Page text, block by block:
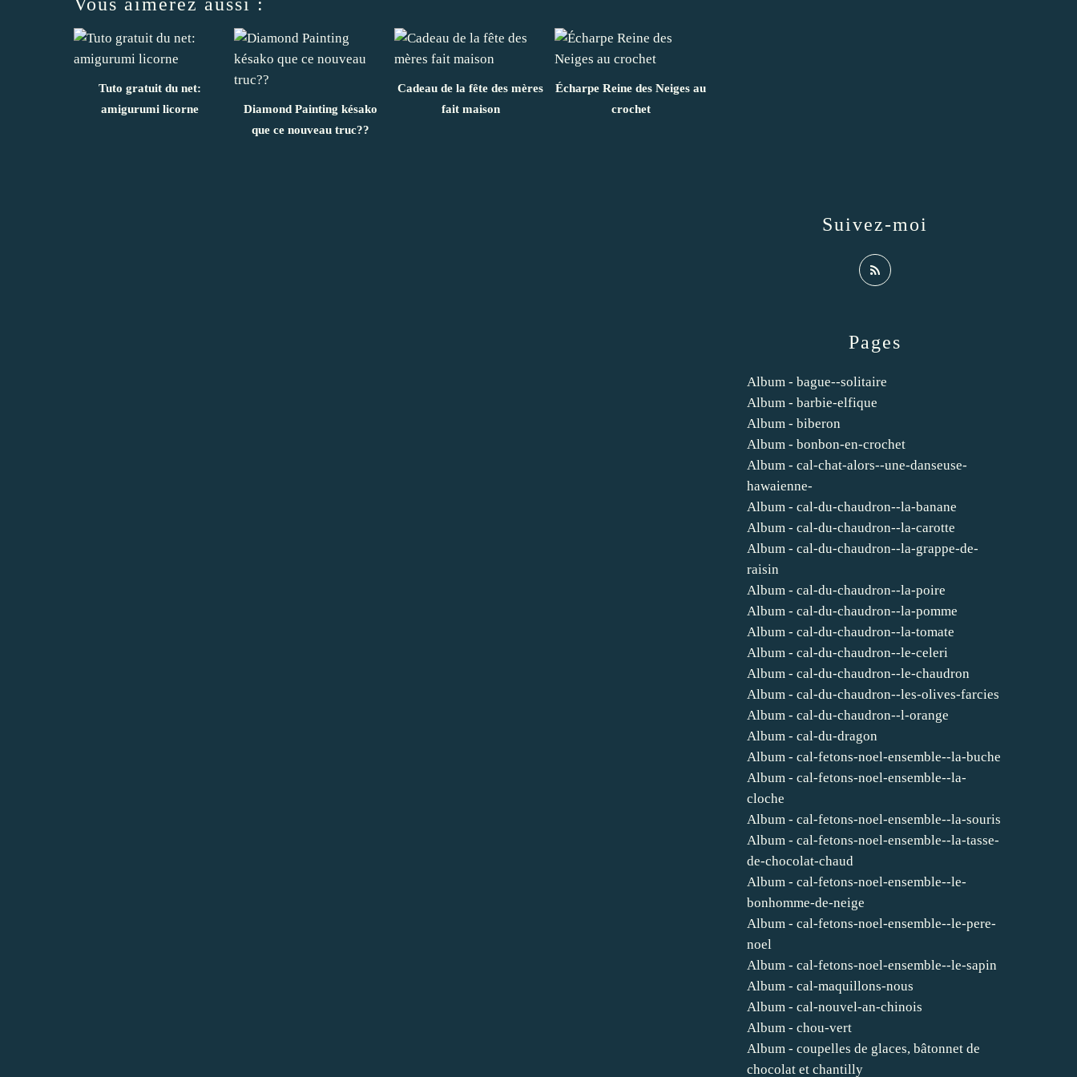
Vous aimerez aussi :
Tuto gratuit du net:
amigurumi licorne
Diamond Painting késako
que ce nouveau truc??
Cadeau de la fête des mères
fait maison
Écharpe Reine des Neiges au
crochet
Pages
Album - bague--solitaire
Album - barbie-elfique
Album - biberon
Album - bonbon-en-crochet
Album - cal-chat-alors--une-danseuse-
hawaienne-
Album - cal-du-chaudron--la-banane
Album - cal-du-chaudron--la-carotte
Album - cal-du-chaudron--la-grappe-de-
raisin
Album - cal-du-chaudron--la-poire
Album - cal-du-chaudron--la-pomme
Album - cal-du-chaudron--la-tomate
Album - cal-du-chaudron--le-celeri
Album - cal-du-chaudron--le-chaudron
Album - cal-du-chaudron--les-olives-farcies
Album - cal-du-chaudron--l-orange
Album - cal-du-dragon
Album - cal-fetons-noel-ensemble--la-buche
Album - cal-fetons-noel-ensemble--la-
cloche
Album - cal-fetons-noel-ensemble--la-souris
Album - cal-fetons-noel-ensemble--la-tasse-
de-chocolat-chaud
Album - cal-fetons-noel-ensemble--le-
bonhomme-de-neige
Album - cal-fetons-noel-ensemble--le-pere-
noel
Album - cal-fetons-noel-ensemble--le-sapin
Album - cal-maquillons-nous
Album - cal-nouvel-an-chinois
Album - chou-vert
Album - coupelles de glaces, bâtonnet de
chocolat et chantilly
Suivez-moi